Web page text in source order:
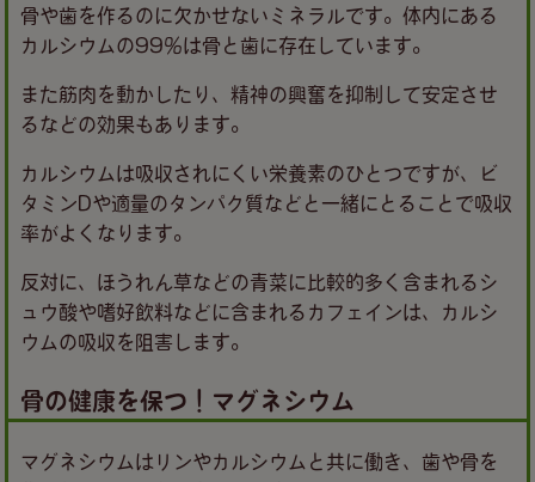
骨や歯を作るのに欠かせないミネラルです。体内にある
カルシウムの99％は骨と歯に存在しています。
また筋肉を動かしたり、精神の興奮を抑制して安定させ
るなどの効果もあります。
カルシウムは吸収されにくい栄養素のひとつですが、ビ
タミンDや適量のタンパク質などと一緒にとることで吸収
率がよくなります。
反対に、ほうれん草などの青菜に比較的多く含まれるシ
ュウ酸や嗜好飲料などに含まれるカフェインは、カルシ
ウムの吸収を阻害します。
骨の健康を保つ！マグネシウム
マグネシウムはリンやカルシウムと共に働き、歯や骨を